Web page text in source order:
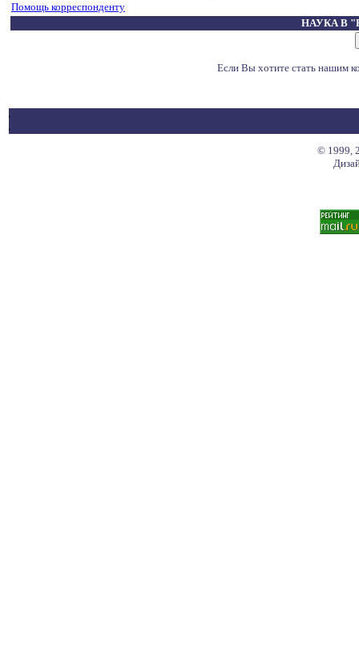
Помощь корреспонденту
НАУКА В
Если Вы хотите стать нашим
© 1999,